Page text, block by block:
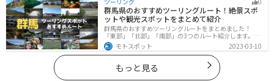
ください。
群馬県のおすすめツーリングルート！絶景スポ
ットや観光スポットをまとめて紹介
群馬県のおすすめツーリングルートをまとめました！
「東部」「北部」「南部」の3つのルート紹介します。草
津温泉や伊香保温泉など全国でも有名な温泉や豊かな自
然を満喫するツーリングができます。バイクで群馬県に
ツーリングに行く際は参考にしてください。
モトスポット 2023-03-10
もっと見る